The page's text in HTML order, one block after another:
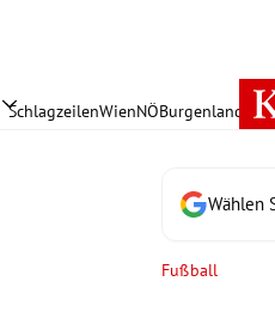
SchlagzeilenWienNÖBurgenland
Wählen
Fußball